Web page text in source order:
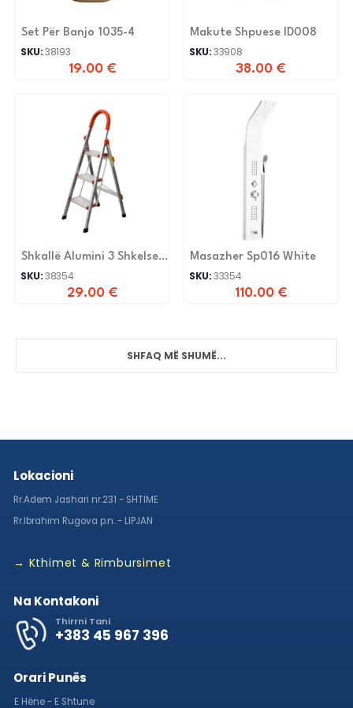
Set Për Banjo 1035-4
SKU:38193
19.00 €
Makute Shpuese ID008
SKU:33908
38.00 €
Shkallë Alumini 3 Shkelse
Lsd0103
SKU:38354
29.00 €
Masazher Sp016 White
SKU:33354
110.00 €
SHFAQ MË SHUMË...
Lokacioni
Rr.Adem Jashari nr.231 - SHTIME
Rr.Ibrahim Rugova p.n. - LIPJAN
→ Kthimet & Rimbursimet
Na Kontakoni
Thirrni Tani
+383 45 967 396
Orari Punës
E Hëne - E Shtune